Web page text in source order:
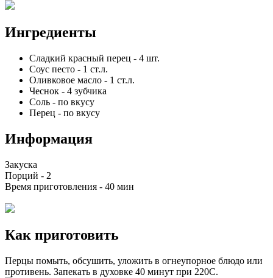
Ингредиенты
Сладкий красный перец - 4 шт.
Соус песто - 1 ст.л.
Оливковое масло - 1 ст.л.
Чеснок - 4 зубчика
Соль - по вкусу
Перец - по вкусу
Информация
Закуска
Порций - 2
Время приготовления - 40 мин
Как приготовить
Перцы помыть, обсушить, уложить в огнеупорное блюдо или
противень. Запекать в духовке 40 минут при 220С.